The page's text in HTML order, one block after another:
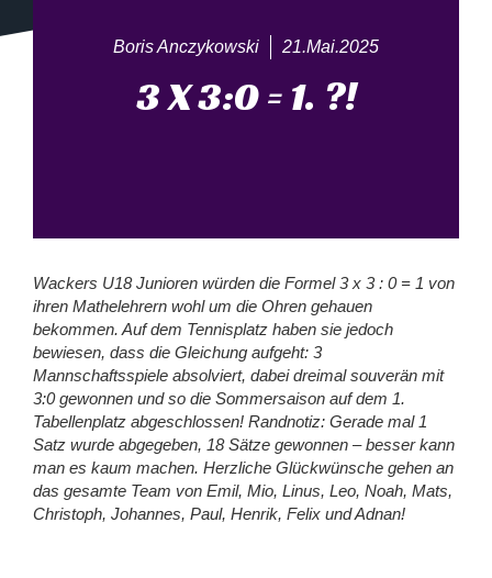
Boris Anczykowski 21.Mai.2025
3 X 3:0 = 1. ?!
Wackers U18 Junioren würden die Formel 3 x 3 : 0 = 1 von
ihren Mathelehrern wohl um die Ohren gehauen
bekommen. Auf dem Tennisplatz haben sie jedoch
bewiesen, dass die Gleichung aufgeht: 3
Mannschaftsspiele absolviert, dabei dreimal souverän mit
3:0 gewonnen und so die Sommersaison auf dem 1.
Tabellenplatz abgeschlossen! Randnotiz: Gerade mal 1
Satz wurde abgegeben, 18 Sätze gewonnen – besser kann
man es kaum machen. Herzliche Glückwünsche gehen an
das gesamte Team von Emil, Mio, Linus, Leo, Noah, Mats,
Christoph, Johannes, Paul, Henrik, Felix und Adnan!